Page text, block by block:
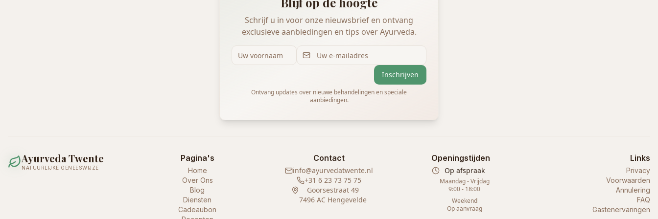
Schrijf u in voor onze nieuwsbrief en ontvang
exclusieve aanbiedingen en tips over Ayurveda.
Inschrijven
Ontvang updates over nieuwe behandelingen en speciale
aanbiedingen.
Ayurveda Twente
NATUURLIJKE GENEESWIJZE
Pagina's
Home
Over Ons
Blog
Diensten
Cadeaubon
Contact
info@ayurvedatwente.nl
+31 6 23 73 75 75
Goorsestraat 49
7496 AC Hengevelde
Openingstijden
Op afspraak
Maandag - Vrijdag
9:00 - 18:00
Weekend
Op aanvraag
Links
Privacy
Voorwaarden
Annulering
FAQ
Gastenervaringen